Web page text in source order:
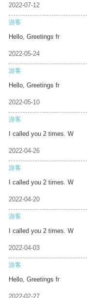
2022-07-12
游客
Hello, Greetings fr
2022-05-24
游客
Hello, Greetings fr
2022-05-10
游客
I called you 2 times. W
2022-04-26
游客
I called you 2 times. W
2022-04-20
游客
I called you 2 times. W
2022-04-03
游客
Hello, Greetings fr
2022-02-27